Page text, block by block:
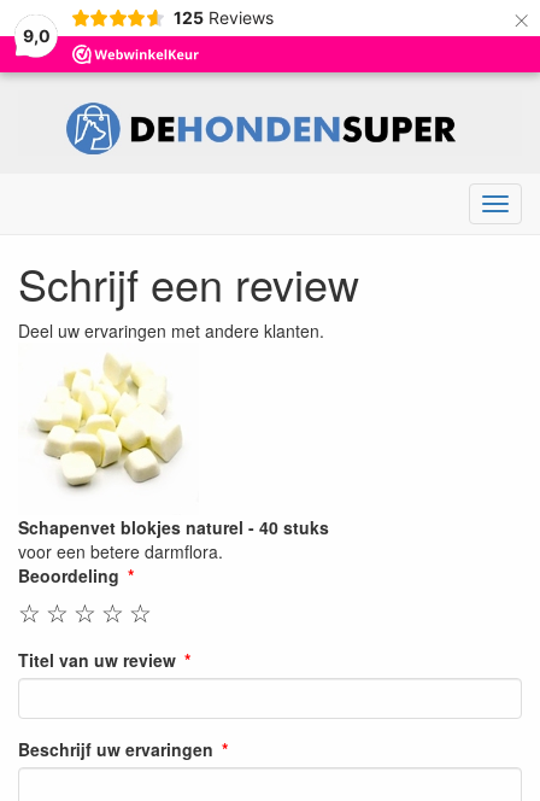
9,0
125 Reviews ×
Menu
Schrijf een review
Deel uw ervaringen met andere klanten.
Schapenvet blokjes naturel - 40 stuks
voor een betere darmflora.
Beoordeling
☆
☆
☆
☆
☆
Titel van uw review
Beschrijf uw ervaringen